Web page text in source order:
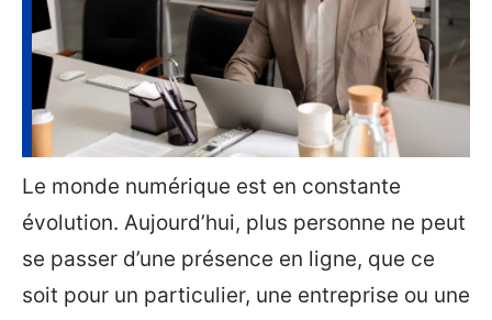
Le monde numérique est en constante
évolution. Aujourd’hui, plus personne ne peut
se passer d’une présence en ligne, que ce
soit pour un particulier, une entreprise ou une